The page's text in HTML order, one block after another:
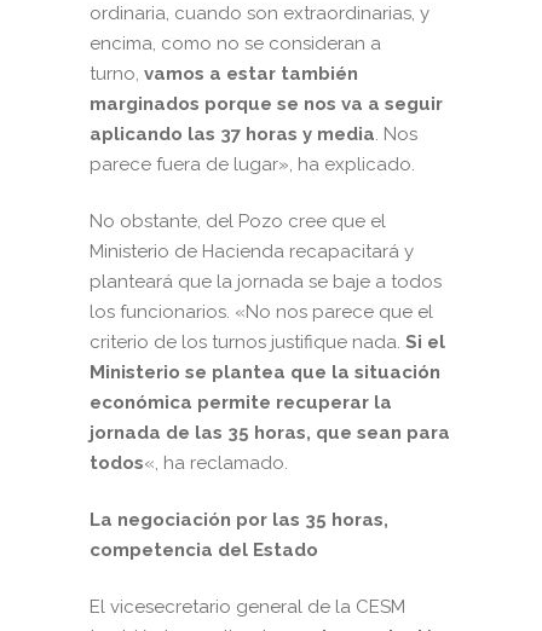
ordinaria, cuando son extraordinarias, y
encima, como no se consideran a
turno, vamos a estar también
marginados porque se nos va a seguir
aplicando las 37 horas y media . Nos
parece fuera de lugar», ha explicado.
No obstante, del Pozo cree que el
Ministerio de Hacienda recapacitará y
planteará que la jornada se baje a todos
los funcionarios. «No nos parece que el
criterio de los turnos justifique nada. Si el
Ministerio se plantea que la situación
económica permite recuperar la
jornada de las 35 horas, que sean para
todos«, ha reclamado.
La negociación por las 35 horas,
competencia del Estado
El vicesecretario general de la CESM